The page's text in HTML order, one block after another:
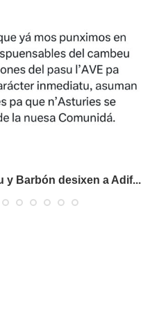
y Barbón desixen a Adif...